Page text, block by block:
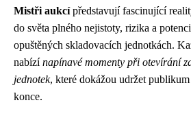
Mistři aukcípředstavují fascinující
do světa plného nejistoty, rizika a
opuštěných skladovacích jednotkách.
nabízí napínavé momenty při otevírání
jednotek, které dokážou udržet
konce.